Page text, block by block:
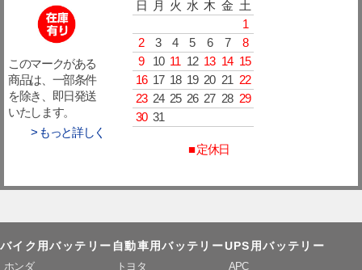
このマークがある
商品は、一部条件
を除き、即日発送
いたします。
> もっと詳しく
日 月 火 水 木 金 土
1
2
3 4 5 6 7
8
9
10 11 12 13 14 15
16 17 18 19 20 21 22
23 24 25 26 27 28 29
30 31
■ 定休日
バイク用バッテリー
ホンダ
自動車用バッテリー
トヨタ
UPS用バッテリー
APC